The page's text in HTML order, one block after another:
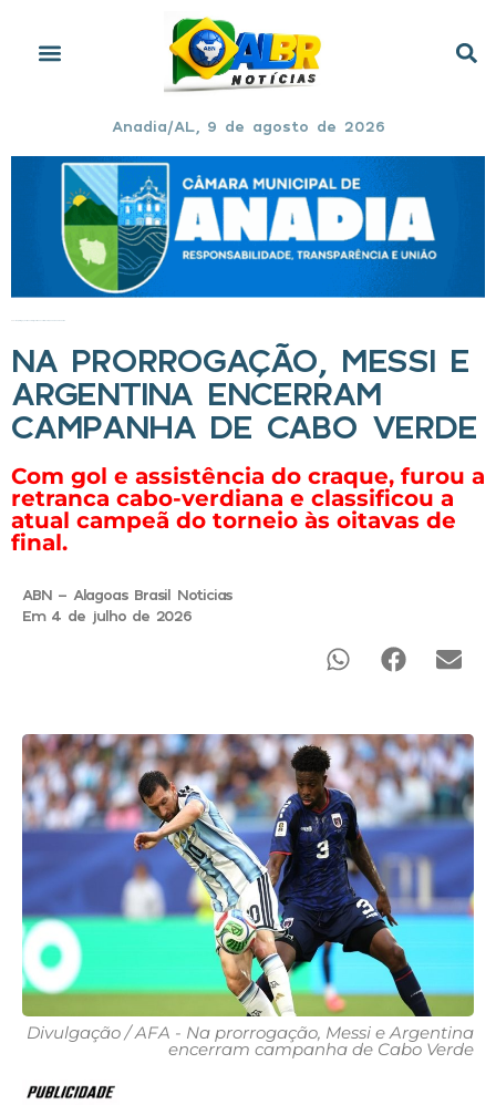
Anadia/AL, 9 de agosto de 2026
NA PRORROGAÇÃO, MESSI E
ARGENTINA ENCERRAM
CAMPANHA DE CABO VERDE
Com gol e assistência do craque, furou a
retranca cabo-verdiana e classificou a
atual campeã do torneio às oitavas de
final.
ABN - Alagoas Brasil Noticias
Em 4 de julho de 2026
Divulgação / AFA - Na prorrogação, Messi e Argentina
encerram campanha de Cabo Verde